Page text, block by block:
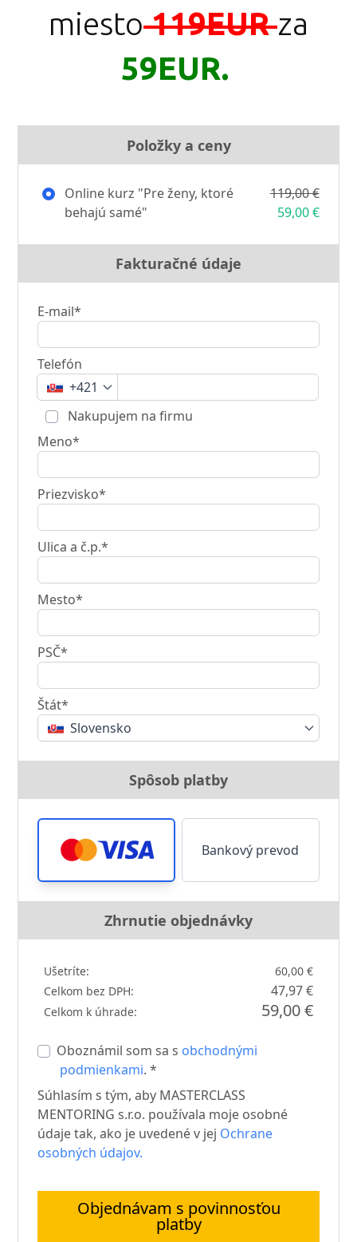
miesto119EURza
59EUR.
Položky a ceny
Online kurz "Pre ženy, ktoré
behajú samé"
119,00 €
59,00 €
Fakturačné údaje
E-mail*
Telefón
+421
Nakupujem na firmu
Meno*
Priezvisko*
Ulica a č.p.*
Mesto*
PSČ*
Štát*
Slovensko
Spôsob platby
Bankový prevod
Zhrnutie objednávky
Ušetríte:
60,00 €
Celkom bez DPH:
47,97 €
Celkom k úhrade: 59,00 €
Oboznámil som sa s obchodnými
podmienkami. *
Súhlasím s tým, aby MASTERCLASS
MENTORING s.r.o. používala moje osobné
údaje tak, ako je uvedené v jej Ochrane
osobných údajov.
Objednávam s povinnosťou
platby